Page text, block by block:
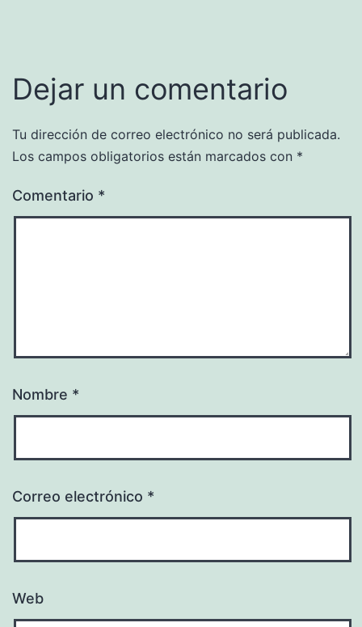
Dejar un comentario
Tu dirección de correo electrónico no será publicada.
Los campos obligatorios están marcados con *
Comentario *
Nombre *
Correo electrónico *
Web